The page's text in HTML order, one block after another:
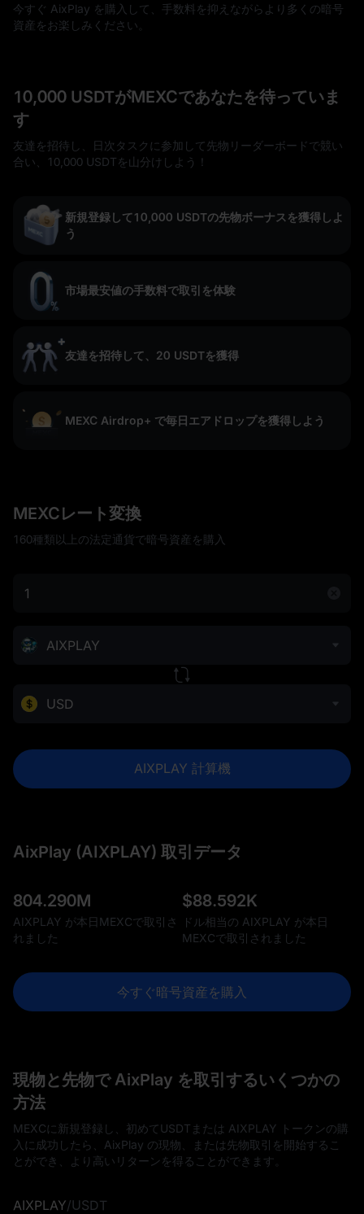
今すぐ AixPlay を購入して、手数料を抑えながらより多くの暗号
資産をお楽しみください。
10,000 USDTがMEXCであなたを待っていま
す
友達を招待し、日次タスクに参加して先物リーダーボードで競い
合い、10,000 USDTを山分けしよう！
新規登録して10,000 USDTの先物ボーナスを獲得しよ
う
市場最安値の手数料で取引を体験
友達を招待して、20 USDTを獲得
MEXC Airdrop+ で毎日エアドロップを獲得しよう
MEXCレート変換
160種類以上の法定通貨で暗号資産を購入
AIXPLAY
USD
AIXPLAY 計算機
AixPlay (AIXPLAY) 取引データ
804.290M
AIXPLAY が本日MEXCで取引さ
れました
$88.592K
ドル相当の AIXPLAY が本日
MEXCで取引されました
今すぐ暗号資産を購入
現物と先物で AixPlay を取引するいくつかの
方法
MEXCに新規登録し、初めてUSDTまたは AIXPLAY トークンの購
入に成功したら、AixPlay の現物、または先物取引を開始するこ
とができ、より高いリターンを得ることができます。
AIXPLAY/USDT